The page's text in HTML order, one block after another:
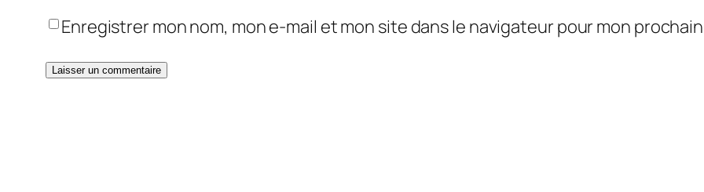
Enregistrer mon nom, mon e-mail et mon site dans le navigateur pour mon